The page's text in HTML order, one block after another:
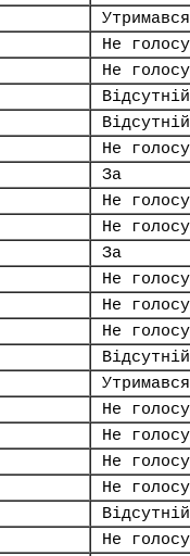
Утримався
Не
Не
Відсутній
Відсутній
Не
За
Не
Не
За
Не
Не
Не
Відсутній
Утримався
Не
Не
Не
Не
Відсутній
Не